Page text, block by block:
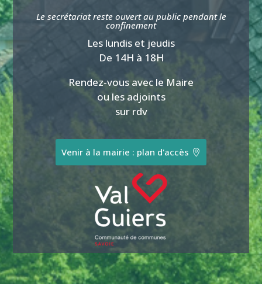
Le secrétariat reste ouvert au public pendant le
confinement
Les lundis et jeudis
De 14H à 18H
Rendez-vous avec le Maire
ou les adjoints
sur rdv
Venir à la mairie : plan d'accès